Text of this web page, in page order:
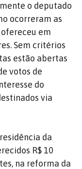
o deputado
ocorreram as
em
Sem critérios
estão abertas
votos de
do
via
da
R$ 10
na reforma da